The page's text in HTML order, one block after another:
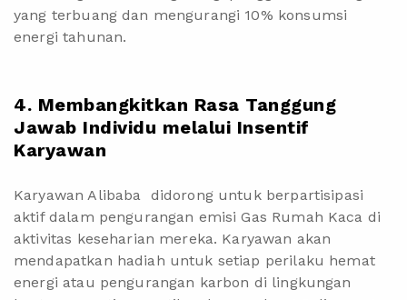
yang terbuang dan mengurangi 10% konsumsi
energi tahunan.
4. Membangkitkan Rasa Tanggung
Jawab Individu melalui Insentif
Karyawan
Karyawan Alibaba didorong untuk berpartisipasi
aktif dalam pengurangan emisi Gas Rumah Kaca di
aktivitas keseharian mereka. Karyawan akan
mendapatkan hadiah untuk setiap perilaku hemat
energi atau pengurangan karbon di lingkungan